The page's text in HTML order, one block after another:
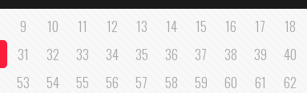
9 10 11 12 13 14 15 16 17 18
31 32 33 34 35 36 37 38 39 40
53 54 55 56 57 58 59 60 61 62